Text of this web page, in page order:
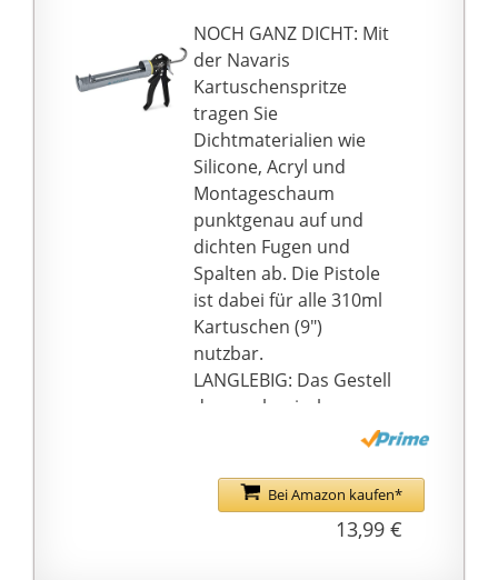
NOCH GANZ DICHT: Mit
der Navaris
Kartuschenspritze
tragen Sie
Dichtmaterialien wie
Silicone, Acryl und
Montageschaum
punktgenau auf und
dichten Fugen und
Spalten ab. Die Pistole
ist dabei für alle 310ml
Kartuschen (9")
nutzbar.
LANGLEBIG: Das Gestell
der mechanischen
und leichtem
Aluminium und hält
Bei Amazon kaufen*
13,99 €